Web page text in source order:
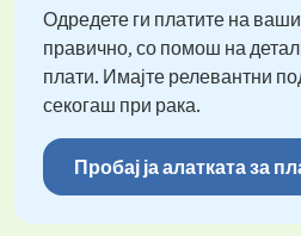
Одредете ги платите на
правично, со помош на
плати. Имајте релевантни
секогаш при рака.
Пробај ја алатката за